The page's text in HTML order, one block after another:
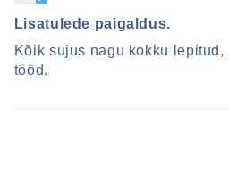
Lisatulede paigaldus.
Kõik sujus nagu kokku lepitud,
tööd.